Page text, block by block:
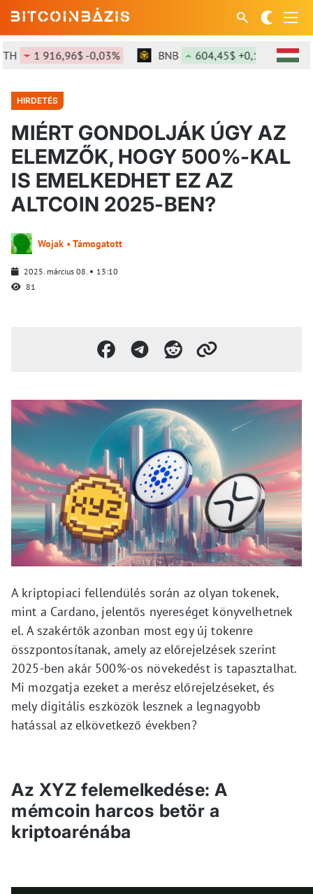
1 916,96$ -0,03% BNB 604,45$ +0,15% SOL
HIRDETÉS
MIÉRT GONDOLJÁK ÚGY AZ
ELEMZŐK, HOGY 500%-KAL
IS EMELKEDHET EZ AZ
ALTCOIN 2025-BEN?
Wojak • Támogatott
2025. március 08.
13:10
81
A kriptopiaci fellendülés során az olyan tokenek,
mint a Cardano, jelentős nyereséget könyvelhetnek
el. A szakértők azonban most egy új tokenre
összpontosítanak, amely az előrejelzések szerint
2025-ben akár 500%-os növekedést is tapasztalhat.
Mi mozgatja ezeket a merész előrejelzéseket, és
mely digitális eszközök lesznek a legnagyobb
hatással az elkövetkező években?
Az XYZ felemelkedése: A
mémcoin harcos betör a
kriptoarénába